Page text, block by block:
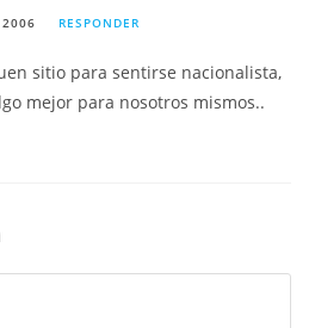
2006 RESPONDER
sitio para sentirse nacionalista,
mejor para nosotros mismos..